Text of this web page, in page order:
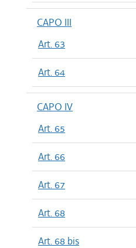
CAPO III
Art. 63
Art. 64
CAPO IV
Art. 65
Art. 66
Art. 67
Art. 68
Art. 68 bis